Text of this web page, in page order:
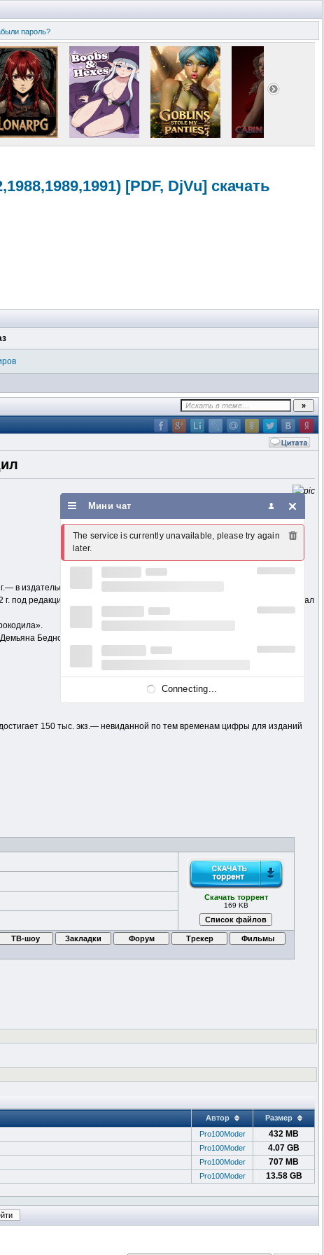
пароль?
,1988,1989,1991) [PDF, DjVu] скачать
в издательстве «Правда».
под редакцией К. С. Еремеева. Талантливый коллектив сотрудников создал
Бедного «Красный Крокодил — смелый из смелых! — против
150 тыс. экз.— невиданной по тем временам цифры для изданий
Скачать торрент
169 KB
Автор
Размер
Pro100Moder 432 MB
Pro100Moder 4.07 GB
Pro100Moder 707 MB
Pro100Moder 13.58 GB
Мини чат
The service is currently unavailable, please try again
later.
Connecting...